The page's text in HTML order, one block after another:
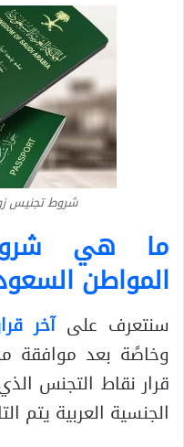
شروط تجنيس
ما هي
المواطن
سنتعرف علىآخر
وخاصًة بعد موافقة
قرار نقاط التجنس
الجنسية العربية يتم